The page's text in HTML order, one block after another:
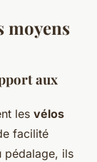
moyens
aux
les vélos
facilité
pédalage, ils